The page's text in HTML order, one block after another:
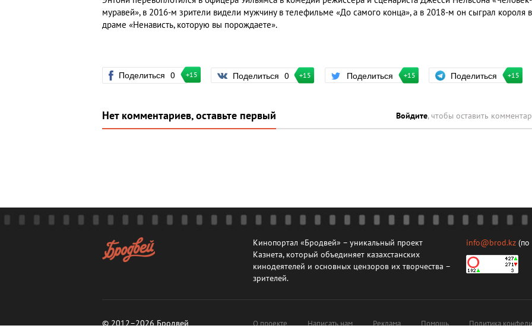
муравей», в 2016-м зрители видели мужчину в телефильме «До самого конца», а в 2018-м он сыграл короля в
драме «Ненависть, которую вы порождаете».
Поделиться 0 +15 Поделиться 0 +15 Поделиться +15 Поделиться +15
Нет комментариев, оставьте первый Войдите, чтобы оставить
Кинопортал «Бродвей» – уникальный проект
Казнета, который объединяет казахстанских
кинодеятелей и основных цензоров их творчества –
зрителей.
info@brod.kz (по
© 2012–2026 Бродвей О проекте Написать нам Реклама Помощь Политика